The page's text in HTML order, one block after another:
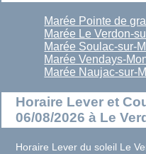
Marée Pointe de
Marée Le Verdon-
Marée Soulac-sur-
Marée Vendays-
Marée Naujac-sur-
Horaire Lever et
06/08/2026 à Le
Horaire Lever du soleil Le